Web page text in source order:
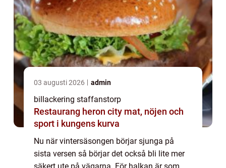
03 augusti 2026 admin
billackering staffanstorp
Restaurang heron city mat, nöjen och
sport i kungens kurva
Nu när vintersäsongen börjar sjunga på
sista versen så börjar det också bli lite mer
säkert ute på vägarna. För halkan är som